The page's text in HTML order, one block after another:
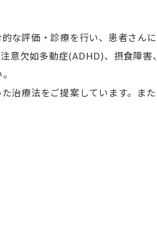
な評価・診療を行い、患者さん
意欠如多動症(ADHD)、摂食障
治療法をご提案しています。ま